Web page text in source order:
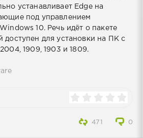
устанавливает Edge на
под управлением
10. Речь идёт о пакете
доступен для установки на ПК с
1909, 1903 и 1809.
0
471